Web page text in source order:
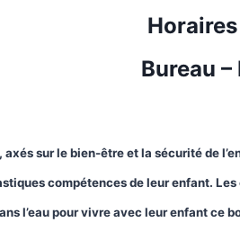
Bureau
axés sur le bien-être et la sécurité de
compétences de leur enfant.
l’eau pour vivre avec leur enfant ce